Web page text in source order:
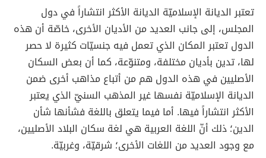
تعتبر الديانة الإسلاميّة الديانة الأكثر انتشاراً في دول
المجلس، إلى جانب العديد من الأديان الأخرى، خاصّة أن هذه
الدول تعتبر المكان الذي تعمل فيه جنسيّات كثيرة لا حصر
لها، تدين بأديان مختلفة، ومتنوّعة، كما أن بعض السكان
الأصليين في هذه الدول هم من أتباع مذاهب أخرى ضمن
الديانة الإسلاميّة نفسها غير المذهب السنيّ الذي يعتبر
الأكثر انتشاراً فيها. أما فيما يتعلق باللغة فشأنها شأن
الدين؛ ذلك أنّ اللغة العربية هي لغة سكان البلاد الأصليين،
مع وجود العديد من اللغات الأخرى؛ شرقيّة، وغربيّة.